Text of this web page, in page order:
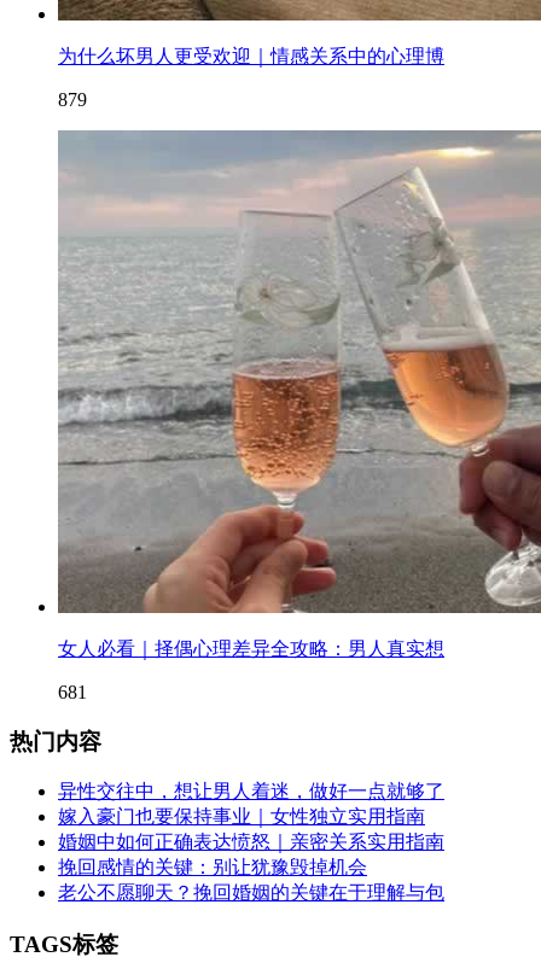
为什么坏男人更受欢迎｜情感关系中的心理博
879
女人必看｜择偶心理差异全攻略：男人真实想
681
热门内容
异性交往中，想让男人着迷，做好一点就够了
嫁入豪门也要保持事业｜女性独立实用指南
婚姻中如何正确表达愤怒｜亲密关系实用指南
挽回感情的关键：别让犹豫毁掉机会
老公不愿聊天？挽回婚姻的关键在于理解与包
TAGS标签